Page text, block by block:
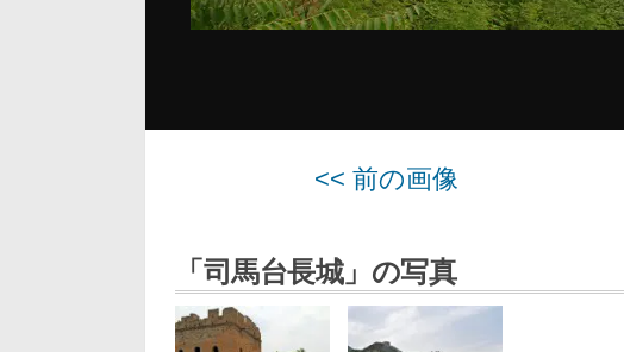
<< 前の画像
「司馬台長城」の写真